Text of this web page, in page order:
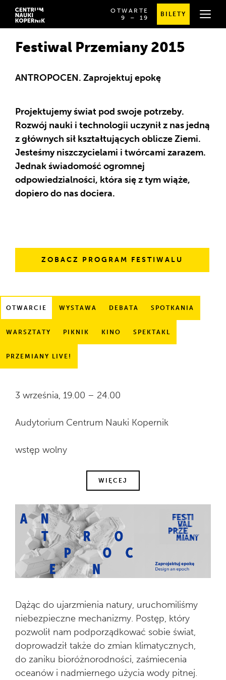
OTWARTE
OD
GODZINY
19:00
9 ⁠–⁠ 19
SPRAWDŹ
SZCZEGÓŁOWE
BILETY
Festiwal Przemiany 2015
ANTROPOCEN. Zaprojektuj epokę
Projektujemy świat pod swoje potrzeby.
Rozwój nauki i technologii uczynił z nas jedną
z głównych sił kształtujących oblicze Ziemi.
Jesteśmy niszczycielami i twórcami zarazem.
Jednak świadomość ogromnej
odpowiedzialności, która się z tym wiąże,
dopiero do nas dociera.
ZOBACZ PROGRAM FESTIWALU
do
między
zakładkami
OTWARCIE WYSTAWA DEBATA SPOTKANIA
WARSZTATY PIKNIK KINO SPEKTAKL
PRZEMIANY LIVE!
3 września, 19.00 – 24.00
Audytorium Centrum Nauki Kopernik
wstęp wolny
WIĘCEJ
Dążąc do ujarzmienia natury, uruchomiliśmy
niebezpieczne mechanizmy. Postęp, który
pozwolił nam podporządkować sobie świat,
doprowadził także do zmian klimatycznych,
do zaniku bioróżnorodności, zaśmiecenia
oceanów i nadmiernego użycia wody pitnej.